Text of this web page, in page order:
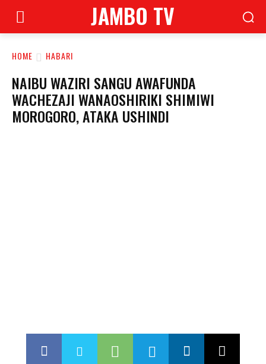
JAMBO TV
HOME HABARI
NAIBU WAZIRI SANGU AWAFUNDA
WACHEZAJI WANAOSHIRIKI SHIMIWI
MOROGORO, ATAKA USHINDI